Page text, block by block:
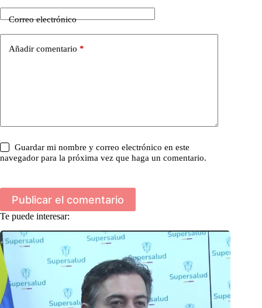
Correo electrónico
Añadir comentario *
Guardar mi nombre y correo electrónico en este
navegador para la próxima vez que haga un comentario.
Publicar el comentario
Te puede interesar: